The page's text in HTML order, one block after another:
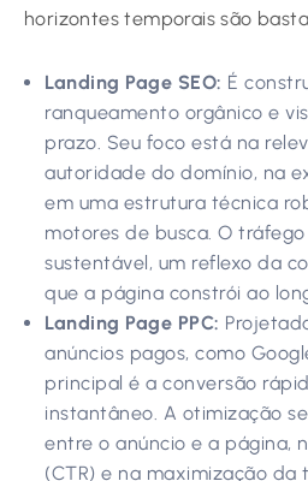
horizontes temporais são
Landing Page SEO: É
ranqueamento orgânico e
prazo. Seu foco está na
autoridade do domínio, na
em uma estrutura técnica
motores de busca. O
sustentável, um reflexo da
que a página constrói ao
Landing Page PPC:
anúncios pagos, como
principal é a conversão
instantâneo. A otimização
entre o anúncio e a página,
(CTR) e na maximização da